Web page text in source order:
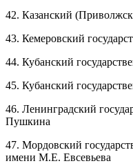
42. Казанский
43. Кемеровский
44. Кубанский
45. Кубанский
46. Ленинградский
Пушкина
47. Мордовский
имени М.Е. Евсевьева